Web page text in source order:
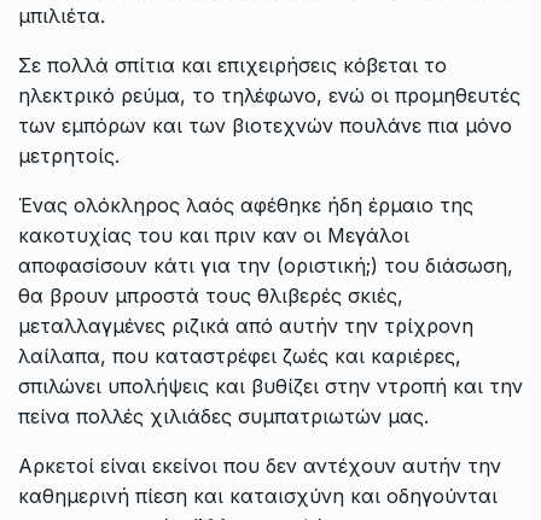
μπιλιέτα.
Σε πολλά σπίτια και επιχειρήσεις κόβεται το
ηλεκτρικό ρεύμα, το τηλέφωνο, ενώ οι προμηθευτές
των εμπόρων και των βιοτεχνών πουλάνε πια μόνο
μετρητοίς.
Ένας ολόκληρος λαός αφέθηκε ήδη έρμαιο της
κακοτυχίας του και πριν καν οι Μεγάλοι
αποφασίσουν κάτι για την (οριστική;) του διάσωση,
θα βρουν μπροστά τους θλιβερές σκιές,
μεταλλαγμένες ριζικά από αυτήν την τρίχρονη
λαίλαπα, που καταστρέφει ζωές και καριέρες,
σπιλώνει υπολήψεις και βυθίζει στην ντροπή και την
πείνα πολλές χιλιάδες συμπατριωτών μας.
Αρκετοί είναι εκείνοι που δεν αντέχουν αυτήν την
καθημερινή πίεση και καταισχύνη και οδηγούνται